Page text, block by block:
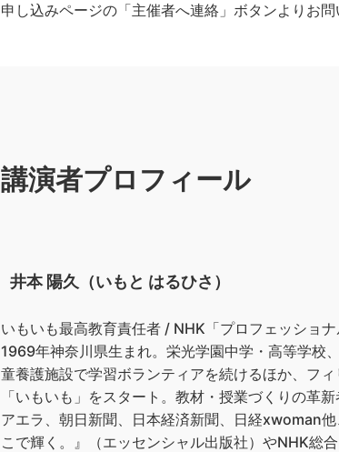
申し込みページの「主催者へ連絡」ボタンよりお問
講演者プロフィール
井本 陽久（いもと はるひさ）
いもいも最高教育責任者 / NHK「プロフェッショ
1969年神奈川県生まれ。栄光学園中学・高等学校
童養護施設で学習ボランティアを続けるほか、フ
「いもいも」をスタート。教材・授業づくりの革
アエラ、朝日新聞、日本経済新聞、日経xwoman
こで輝く。』（エッセンシャル出版社）やNHK総